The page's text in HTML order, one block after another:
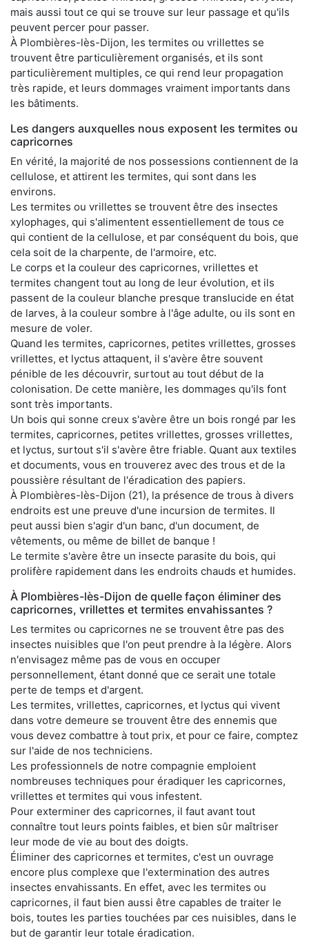
mais aussi tout ce qui se trouve sur leur passage et qu'ils
peuvent percer pour passer.
À Plombières-lès-Dijon, les termites ou vrillettes se
trouvent être particulièrement organisés, et ils sont
particulièrement multiples, ce qui rend leur propagation
très rapide, et leurs dommages vraiment importants dans
les bâtiments.
Les dangers auxquelles nous exposent les termites ou
capricornes
En vérité, la majorité de nos possessions contiennent de la
cellulose, et attirent les termites, qui sont dans les
environs.
Les termites ou vrillettes se trouvent être des insectes
xylophages, qui s'alimentent essentiellement de tous ce
qui contient de la cellulose, et par conséquent du bois, que
cela soit de la charpente, de l'armoire, etc.
Le corps et la couleur des capricornes, vrillettes et
termites changent tout au long de leur évolution, et ils
passent de la couleur blanche presque translucide en état
de larves, à la couleur sombre à l'âge adulte, ou ils sont en
mesure de voler.
Quand les termites, capricornes, petites vrillettes, grosses
vrillettes, et lyctus attaquent, il s'avère être souvent
pénible de les découvrir, surtout au tout début de la
colonisation. De cette manière, les dommages qu'ils font
sont très importants.
Un bois qui sonne creux s'avère être un bois rongé par les
termites, capricornes, petites vrillettes, grosses vrillettes,
et lyctus, surtout s'il s'avère être friable. Quant aux textiles
et documents, vous en trouverez avec des trous et de la
poussière résultant de l'éradication des papiers.
À Plombières-lès-Dijon (21), la présence de trous à divers
endroits est une preuve d'une incursion de termites. Il
peut aussi bien s'agir d'un banc, d'un document, de
vêtements, ou même de billet de banque !
Le termite s'avère être un insecte parasite du bois, qui
prolifère rapidement dans les endroits chauds et humides.
À Plombières-lès-Dijon de quelle façon éliminer des
capricornes, vrillettes et termites envahissantes ?
Les termites ou capricornes ne se trouvent être pas des
insectes nuisibles que l'on peut prendre à la légère. Alors
n'envisagez même pas de vous en occuper
personnellement, étant donné que ce serait une totale
perte de temps et d'argent.
Les termites, vrillettes, capricornes, et lyctus qui vivent
dans votre demeure se trouvent être des ennemis que
vous devez combattre à tout prix, et pour ce faire, comptez
sur l'aide de nos techniciens.
Les professionnels de notre compagnie emploient
nombreuses techniques pour éradiquer les capricornes,
vrillettes et termites qui vous infestent.
Pour exterminer des capricornes, il faut avant tout
connaître tout leurs points faibles, et bien sûr maîtriser
leur mode de vie au bout des doigts.
Éliminer des capricornes et termites, c'est un ouvrage
encore plus complexe que l'extermination des autres
insectes envahissants. En effet, avec les termites ou
capricornes, il faut bien aussi être capables de traiter le
bois, toutes les parties touchées par ces nuisibles, dans le
but de garantir leur totale éradication.